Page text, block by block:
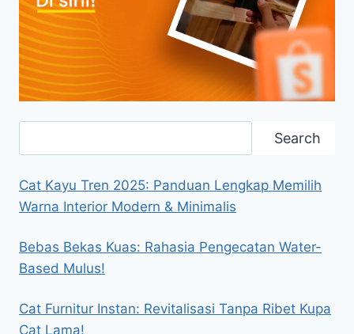
Search
Cat Kayu Tren 2025: Panduan Lengkap Memilih
Warna Interior Modern & Minimalis
Bebas Bekas Kuas: Rahasia Pengecatan Water-
Based Mulus!
Cat Furnitur Instan: Revitalisasi Tanpa Ribet Kupa
Cat Lama!